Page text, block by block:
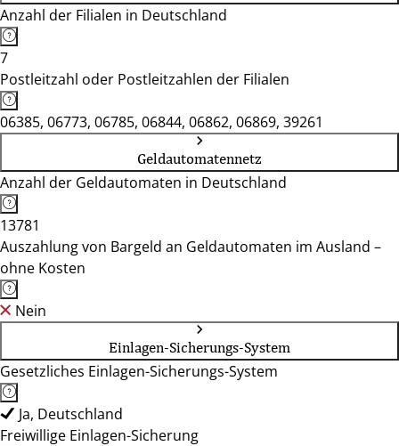
Anzahl der Filialen in Deutschland
7
Postleitzahl oder Postleitzahlen der Filialen
06385, 06773, 06785, 06844, 06862, 06869, 39261
Geldautomatennetz
Anzahl der Geldautomaten in Deutschland
13781
Auszahlung von Bargeld an Geldautomaten im Ausland –
ohne Kosten
Nein
Einlagen-Sicherungs-System
Gesetzliches Einlagen-Sicherungs-System
Ja, Deutschland
Freiwillige Einlagen-Sicherung